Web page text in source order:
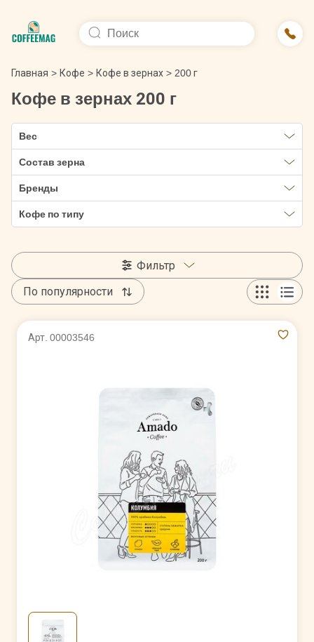
Главная > Кофе > Кофе в зернах > 200 г
Кофе в зернах 200 г
Вес
Состав зерна
Бренды
Кофе по типу
Фильтр
По популярности
Арт. 00003546